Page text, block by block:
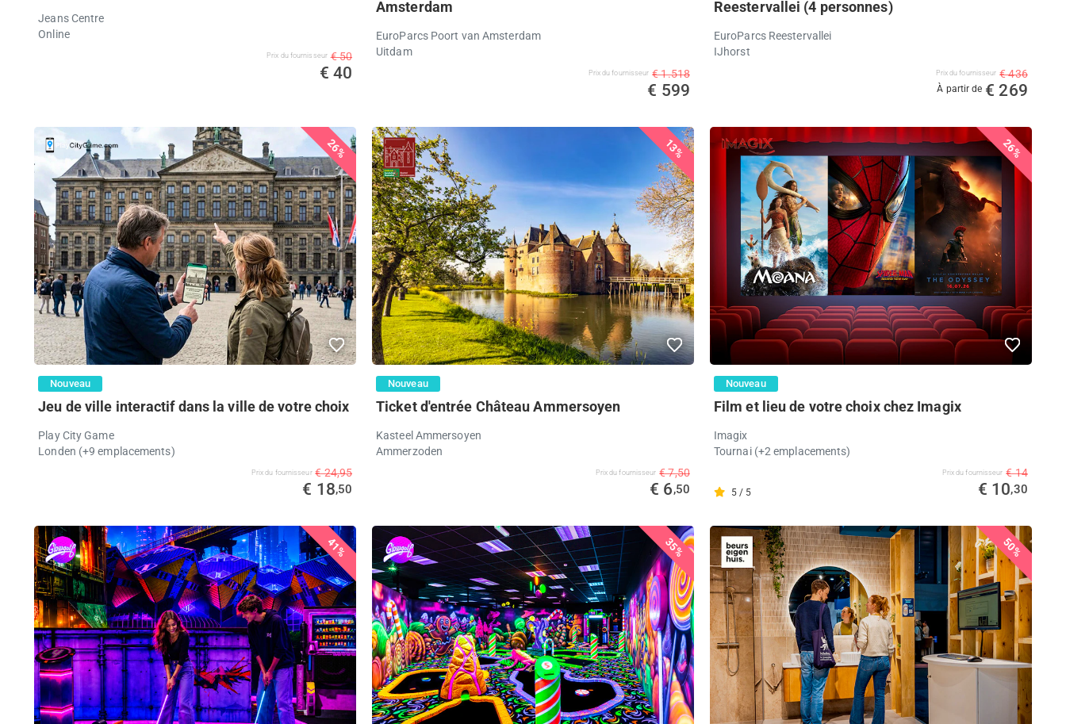
Jeans Centre
Online
Prix ​​du fournisseur € 50
€ 40
Amsterdam
EuroParcs Poort van Amsterdam
Uitdam
Prix ​​du fournisseur € 1.518
€ 599
Reestervallei (4 personnes)
EuroParcs Reestervallei
IJhorst
Prix ​​du fournisseur € 436
À partir de € 269
26%
Nouveau
Jeu de ville interactif dans la ville de votre choix
Play City Game
Londen (+9 emplacements)
Prix ​​du fournisseur € 24,95
€ 18,50
13%
Nouveau
Ticket d'entrée Château Ammersoyen
Kasteel Ammersoyen
Ammerzoden
Prix ​​du fournisseur € 7,50
€ 6,50
26%
Nouveau
Film et lieu de votre choix chez Imagix
Imagix
Tournai (+2 emplacements)
5 / 5
Prix ​​du fournisseur € 14
€ 10,30
41% 35% 50%